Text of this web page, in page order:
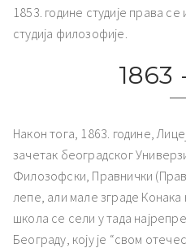
1853. године студије права се
студија филозофије.
1863
Након тога, 1863. године,
зачетак београдског
Филозофски, Правнички
лепе, али мале зграде
школа се сели у тада
Београду, коју је “свом